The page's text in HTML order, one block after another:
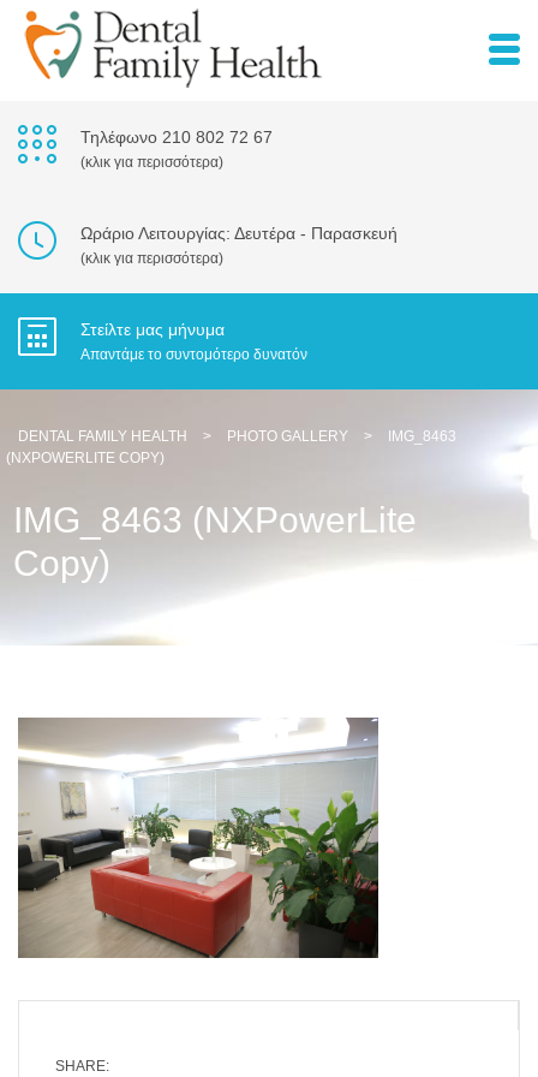
Τηλέφωνο 210 802 72 67
(κλικ για περισσότερα)
Ωράριο Λειτουργίας: Δευτέρα - Παρασκευή
(κλικ για περισσότερα)
Στείλτε μας μήνυμα
Απαντάμε το συντομότερο δυνατόν
DENTAL FAMILY HEALTH > PHOTO GALLERY >
IMG_8463
(NXPOWERLITE COPY)
IMG_8463 (NXPowerLite
Copy)
SHARE: